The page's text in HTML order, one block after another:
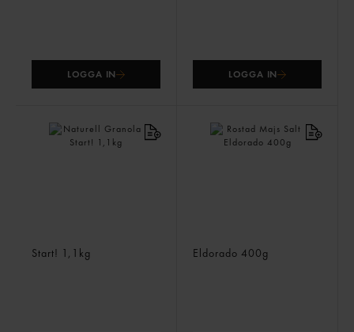
LOGGA IN LOGGA IN
Start! 1,1kg Eldorado 400g